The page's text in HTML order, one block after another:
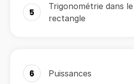
5
Trigonométrie dans
rectangle
6 Puissances